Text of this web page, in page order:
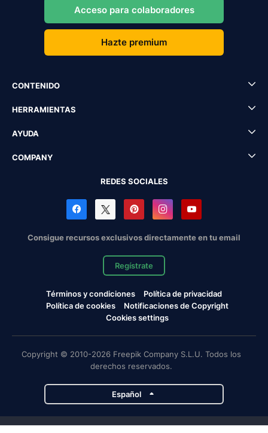
Acceso para colaboradores
Hazte premium
CONTENIDO
HERRAMIENTAS
AYUDA
COMPANY
REDES SOCIALES
Consigue recursos exclusivos directamente en tu email
Regístrate
Términos y condiciones
Política de privacidad
Política de cookies
Notificaciones de Copyright
Cookies settings
Copyright © 2010-2026 Freepik Company S.L.U. Todos los
derechos reservados.
Español